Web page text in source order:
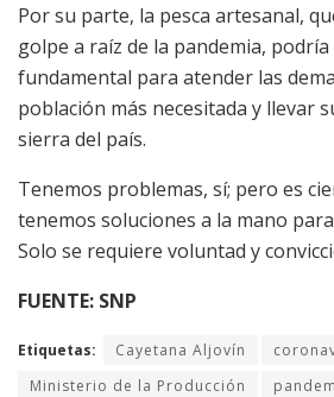
Por su parte, la pesca artesanal,
golpe a raíz de la pandemia,
fundamental para atender las
población más necesitada y llevar
sierra del país.
Tenemos problemas, sí; pero es
tenemos soluciones a la mano
Solo se requiere voluntad y
FUENTE: SNP
Etiquetas: Cayetana Aljovín
Ministerio de la Producción